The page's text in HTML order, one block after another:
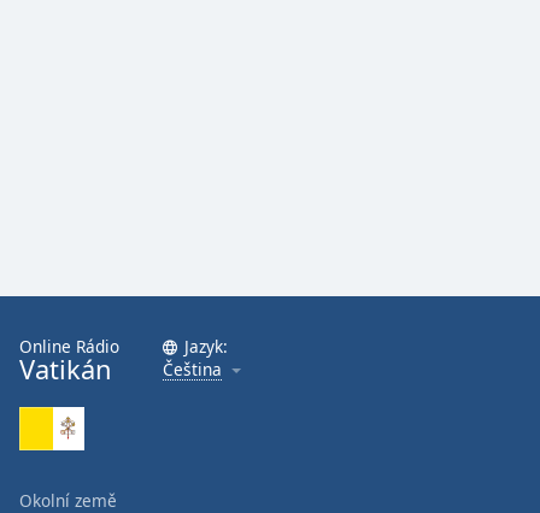
Online Rádio
Vatikán
Jazyk:
Čeština
Okolní země